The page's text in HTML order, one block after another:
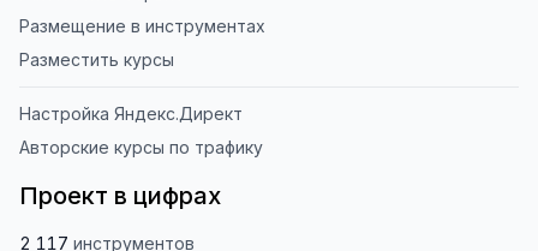
Размещение в инструментах
Разместить курсы
Настройка Яндекс.Директ
Авторские курсы по трафику
Проект в цифрах
2 117 инструментов